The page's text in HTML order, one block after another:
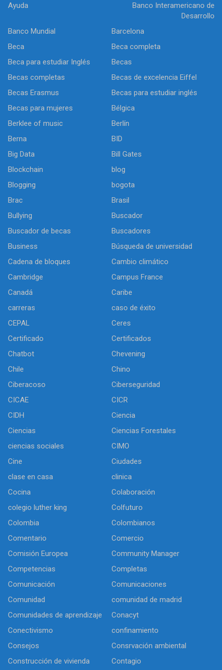
Ayuda
Banco Interamericano de
Desarrollo
Banco Mundial
Barcelona
Beca
Beca completa
Beca para estudiar Inglés
Becas
Becas completas
Becas de excelencia Eiffel
Becas Erasmus
Becas para estudiar inglés
Becas para mujeres
Bélgica
Berklee of music
Berlín
Berna
BID
Big Data
Bill Gates
Blockchain
blog
Blogging
bogota
Brac
Brasil
Bullying
Buscador
Buscador de becas
Buscadores
Business
Búsqueda de universidad
Cadena de bloques
Cambio climático
Cambridge
Campus France
Canadá
Caribe
carreras
caso de éxito
CEPAL
Ceres
Certificado
Certificados
Chatbot
Chevening
Chile
Chino
Ciberacoso
Ciberseguridad
CICAE
CICR
CIDH
Ciencia
Ciencias
Ciencias Forestales
ciencias sociales
CIMO
Cine
Ciudades
clase en casa
clinica
Cocina
Colaboración
colegio luther king
Colfuturo
Colombia
Colombianos
Comentario
Comercio
Comisión Europea
Community Manager
Competencias
Completas
Comunicación
Comunicaciones
Comunidad
comunidad de madrid
Comunidades de aprendizaje
Conacyt
Conectivismo
confinamiento
Consejos
Consrvación ambiental
Construcción de vivienda
Contagio